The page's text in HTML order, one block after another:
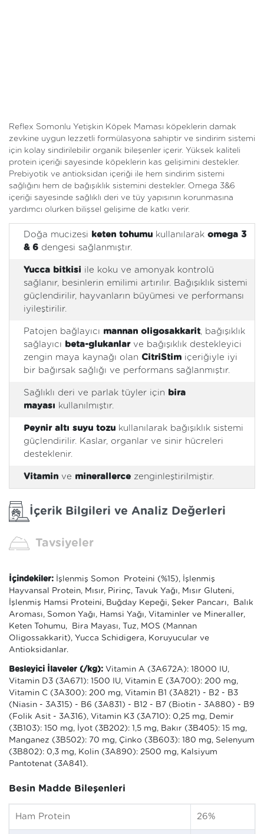
Reflex Somonlu Yetişkin Köpek Maması köpeklerin damak
zevkine uygun lezzetli formülasyona sahiptir ve sindirim sistemi
için kolay sindirilebilir organik bileşenler içerir. Yüksek kaliteli
protein içeriği sayesinde köpeklerin kas gelişimini destekler.
Prebiyotik ve antioksidan içeriği ile hem sindirim sistemi
sağlığını hem de bağışıklık sistemini destekler. Omega 3&6
içeriği sayesinde sağlıklı deri ve tüy yapısının korunmasına
yardımcı olurken bilişsel gelişime de katkı verir.
Doğa mucizesi keten tohumu kullanılarak omega 3
& 6 dengesi sağlanmıştır.
Yucca bitkisi ile koku ve amonyak kontrolü
sağlanır, besinlerin emilimi artırılır. Bağışıklık sistemi
güçlendirilir, hayvanların büyümesi ve performansı
iyileştirilir.
Patojen bağlayıcı mannan oligosakkarit, bağışıklık
sağlayıcı beta-glukanlar ve bağışıklık destekleyici
zengin maya kaynağı olan CitriStim içeriğiyle iyi
bir bağırsak sağlığı ve performans sağlanmıştır.
Sağlıklı deri ve parlak tüyler için bira
mayası kullanılmıştır.
Peynir altı suyu tozu kullanılarak bağışıklık sistemi
güçlendirilir. Kaslar, organlar ve sinir hücreleri
desteklenir.
Vitamin ve minerallerce zenginleştirilmiştir.
İçerik Bilgileri ve Analiz Değerleri
Tavsiyeler
İçindekiler: İşlenmiş Somon Proteini (%15), İşlenmiş
Hayvansal Protein, Mısır, Pirinç, Tavuk Yağı, Mısır Gluteni,
İşlenmiş Hamsi Proteini, Buğday Kepeği, Şeker Pancarı, Balık
Aroması, Somon Yağı, Hamsi Yağı, Vitaminler ve Mineraller,
Keten Tohumu, Bira Mayası, Tuz, MOS (Mannan
Oligossakkarit), Yucca Schidigera, Koruyucular ve
Antioksidanlar.
Besleyici İlaveler (/kg): Vitamin A (3A672A): 18000 IU,
Vitamin D3 (3A671): 1500 IU, Vitamin E (3A700): 200 mg,
Vitamin C (3A300): 200 mg, Vitamin B1 (3A821) - B2 - B3
(Niasin - 3A315) - B6 (3A831) - B12 - B7 (Biotin - 3A880) - B9
(Folik Asit - 3A316), Vitamin K3 (3A710): 0,25 mg, Demir
(3B103): 150 mg, İyot (3B202): 1,5 mg, Bakır (3B405): 15 mg,
Manganez (3B502): 70 mg, Çinko (3B603): 180 mg, Selenyum
(3B802): 0,3 mg, Kolin (3A890): 2500 mg, Kalsiyum
Pantotenat (3A841).
Besin Madde Bileşenleri
Ham Protein 26%